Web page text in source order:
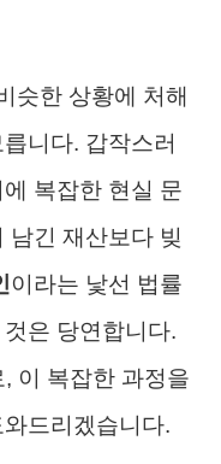
슷한 상황에 처해
니다. 갑작스러
복잡한 현실 문
남긴 재산보다 빚
이라는 낯선 법률
은 당연합니다.
이 복잡한 과정을
드리겠습니다.